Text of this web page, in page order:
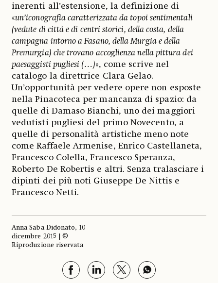
inerenti all’estensione, la definizione di
«un’iconografia caratterizzata da topoi sentimentali
(vedute di città e di centri storici, della costa, della
campagna intorno a Fasano, della Murgia e della
Premurgia) che trovano accoglienza nella pittura dei
paesaggisti pugliesi (…)», come scrive nel
catalogo la direttrice Clara Gelao.
Un’opportunità per vedere opere non esposte
nella Pinacoteca per mancanza di spazio: da
quelle di Damaso Bianchi, uno dei maggiori
vedutisti pugliesi del primo Novecento, a
quelle di personalità artistiche meno note
come Raffaele Armenise, Enrico Castellaneta,
Francesco Colella, Francesco Speranza,
Roberto De Robertis e altri. Senza tralasciare i
dipinti dei più noti Giuseppe De Nittis e
Francesco Netti.
Anna Saba Didonato, 10
dicembre 2015 | ©
Riproduzione riservata